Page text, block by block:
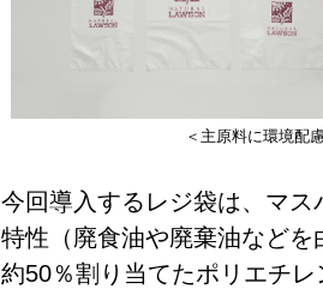
＜主原料に環境配
今回導入するレジ袋は、マ
特性（廃食油や廃棄油など
約50％割り当てたポリエチ